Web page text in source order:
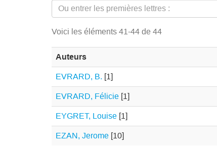
Voici les éléments 41-44 de 44
Auteurs
EVRARD, B. [1]
EVRARD, Félicie [1]
EYGRET, Louise [1]
EZAN, Jerome [10]